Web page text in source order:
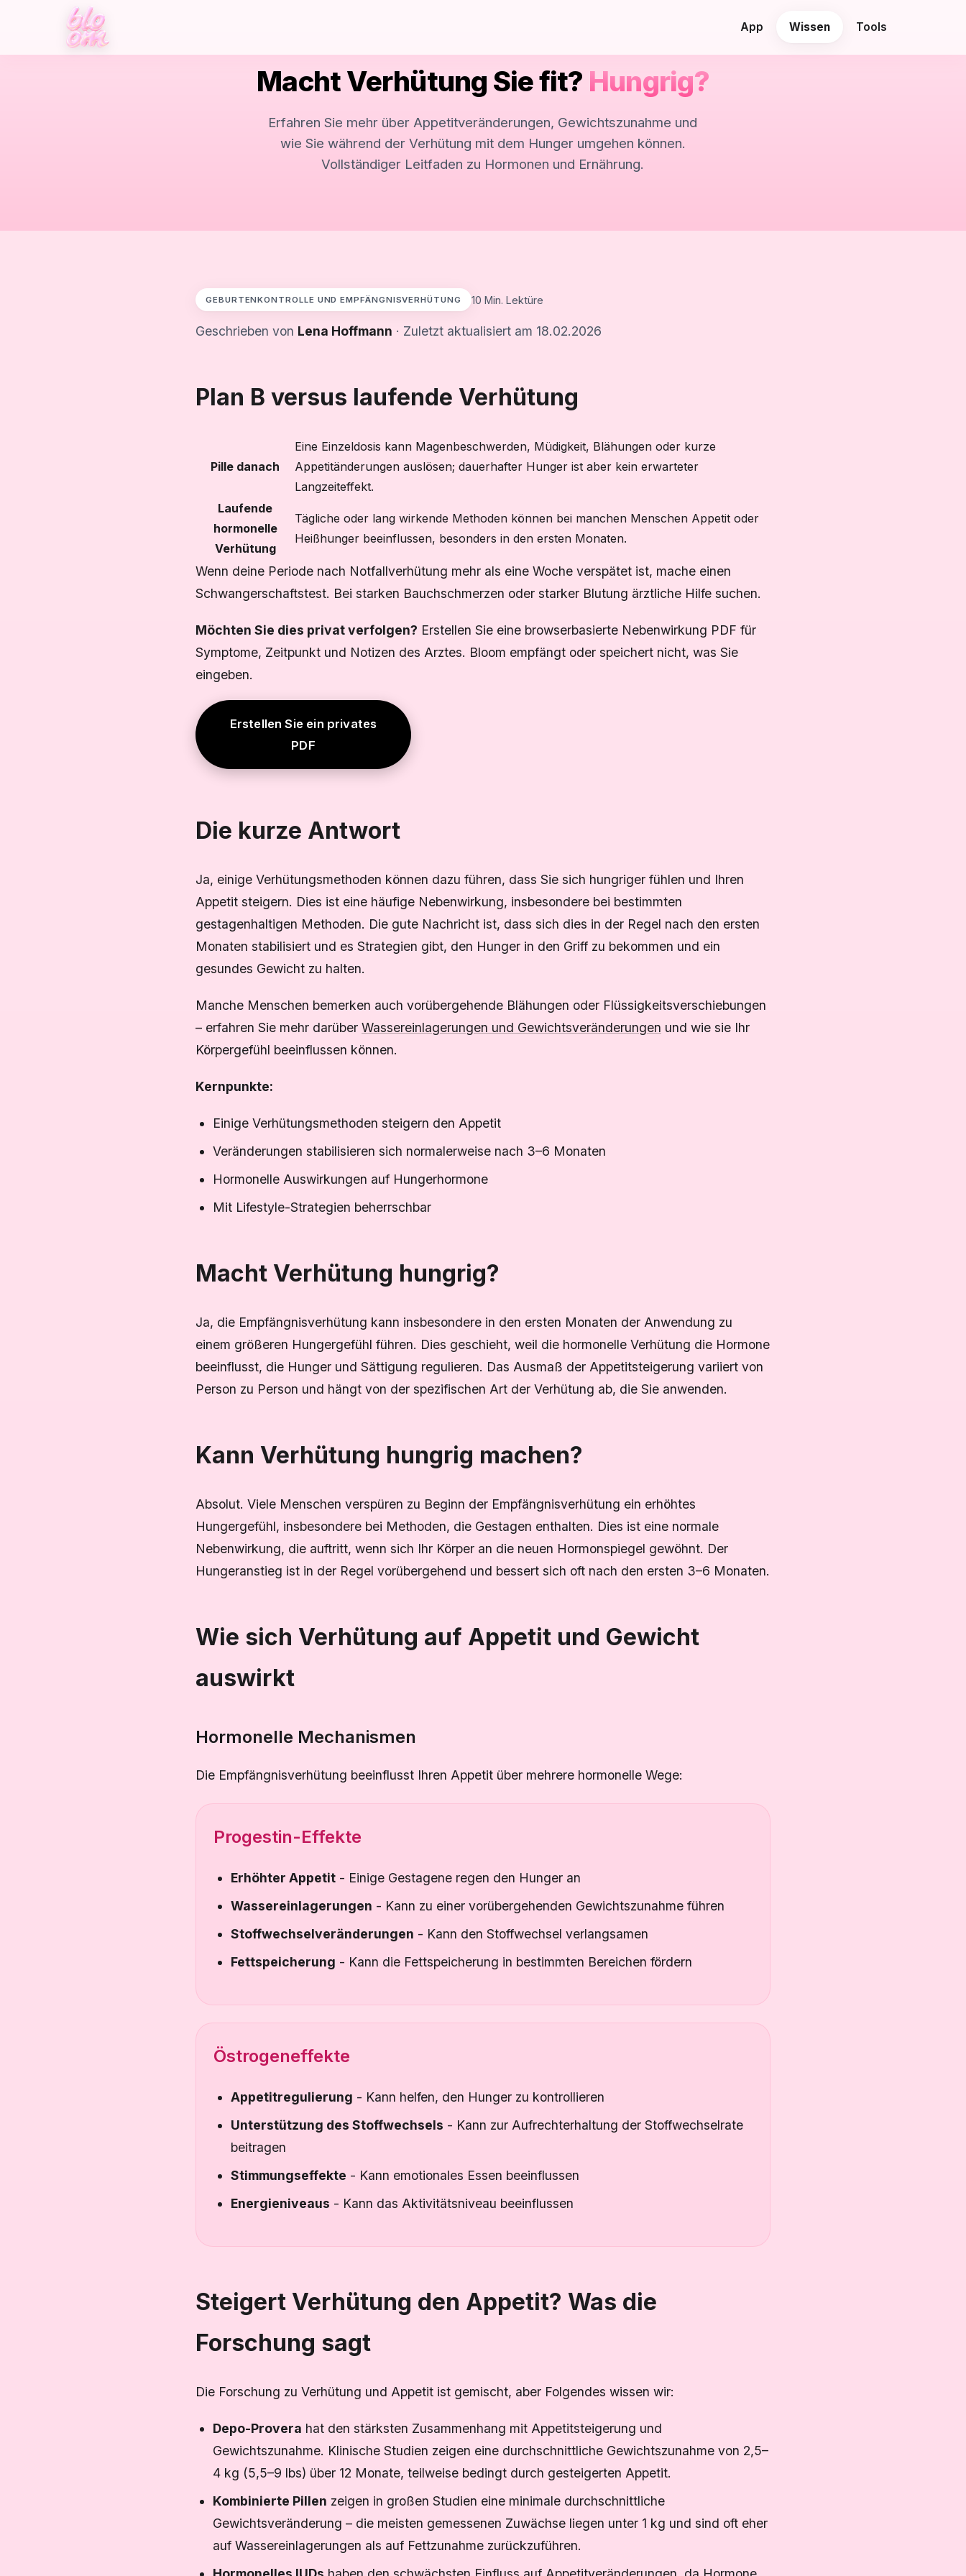
App Wissen Tools
Macht Verhütung Sie fit? Hungrig?
Erfahren Sie mehr über Appetitveränderungen, Gewichtszunahme und
wie Sie während der Verhütung mit dem Hunger umgehen können.
Vollständiger Leitfaden zu Hormonen und Ernährung.
GEBURTENKONTROLLE UND EMPFÄNGNISVERHÜTUNG 10 Min. Lektüre
Geschrieben von Lena Hoffmann · Zuletzt aktualisiert am 18.02.2026
Plan B versus laufende Verhütung
Pille danach
Eine Einzeldosis kann Magenbeschwerden, Müdigkeit, Blähungen oder kurze
Appetitänderungen auslösen; dauerhafter Hunger ist aber kein erwarteter
Langzeiteffekt.
Laufende
hormonelle
Verhütung
Tägliche oder lang wirkende Methoden können bei manchen Menschen Appetit oder
Heißhunger beeinflussen, besonders in den ersten Monaten.
Wenn deine Periode nach Notfallverhütung mehr als eine Woche verspätet ist, mache einen
Schwangerschaftstest. Bei starken Bauchschmerzen oder starker Blutung ärztliche Hilfe suchen.
Möchten Sie dies privat verfolgen? Erstellen Sie eine browserbasierte Nebenwirkung PDF für
Symptome, Zeitpunkt und Notizen des Arztes. Bloom empfängt oder speichert nicht, was Sie
eingeben.
Erstellen Sie ein privates
PDF
Die kurze Antwort
Ja, einige Verhütungsmethoden können dazu führen, dass Sie sich hungriger fühlen und Ihren
Appetit steigern. Dies ist eine häufige Nebenwirkung, insbesondere bei bestimmten
gestagenhaltigen Methoden. Die gute Nachricht ist, dass sich dies in der Regel nach den ersten
Monaten stabilisiert und es Strategien gibt, den Hunger in den Griff zu bekommen und ein
gesundes Gewicht zu halten.
Manche Menschen bemerken auch vorübergehende Blähungen oder Flüssigkeitsverschiebungen
– erfahren Sie mehr darüber Wassereinlagerungen und Gewichtsveränderungen und wie sie Ihr
Körpergefühl beeinflussen können.
Kernpunkte:
Einige Verhütungsmethoden steigern den Appetit
Veränderungen stabilisieren sich normalerweise nach 3–6 Monaten
Hormonelle Auswirkungen auf Hungerhormone
Mit Lifestyle-Strategien beherrschbar
Macht Verhütung hungrig?
Ja, die Empfängnisverhütung kann insbesondere in den ersten Monaten der Anwendung zu
einem größeren Hungergefühl führen. Dies geschieht, weil die hormonelle Verhütung die Hormone
beeinflusst, die Hunger und Sättigung regulieren. Das Ausmaß der Appetitsteigerung variiert von
Person zu Person und hängt von der spezifischen Art der Verhütung ab, die Sie anwenden.
Kann Verhütung hungrig machen?
Absolut. Viele Menschen verspüren zu Beginn der Empfängnisverhütung ein erhöhtes
Hungergefühl, insbesondere bei Methoden, die Gestagen enthalten. Dies ist eine normale
Nebenwirkung, die auftritt, wenn sich Ihr Körper an die neuen Hormonspiegel gewöhnt. Der
Hungeranstieg ist in der Regel vorübergehend und bessert sich oft nach den ersten 3–6 Monaten.
Wie sich Verhütung auf Appetit und Gewicht
auswirkt
Hormonelle Mechanismen
Die Empfängnisverhütung beeinflusst Ihren Appetit über mehrere hormonelle Wege:
Progestin-Effekte
Erhöhter Appetit - Einige Gestagene regen den Hunger an
Wassereinlagerungen - Kann zu einer vorübergehenden Gewichtszunahme führen
Stoffwechselveränderungen - Kann den Stoffwechsel verlangsamen
Fettspeicherung - Kann die Fettspeicherung in bestimmten Bereichen fördern
Östrogeneffekte
Appetitregulierung - Kann helfen, den Hunger zu kontrollieren
Unterstützung des Stoffwechsels - Kann zur Aufrechterhaltung der Stoffwechselrate
beitragen
Stimmungseffekte - Kann emotionales Essen beeinflussen
Energieniveaus - Kann das Aktivitätsniveau beeinflussen
Steigert Verhütung den Appetit? Was die
Forschung sagt
Die Forschung zu Verhütung und Appetit ist gemischt, aber Folgendes wissen wir:
Depo-Provera hat den stärksten Zusammenhang mit Appetitsteigerung und
Gewichtszunahme. Klinische Studien zeigen eine durchschnittliche Gewichtszunahme von 2,5–
4 kg (5,5–9 lbs) über 12 Monate, teilweise bedingt durch gesteigerten Appetit.
Kombinierte Pillen zeigen in großen Studien eine minimale durchschnittliche
Gewichtsveränderung – die meisten gemessenen Zuwächse liegen unter 1 kg und sind oft eher
auf Wassereinlagerungen als auf Fettzunahme zurückzuführen.